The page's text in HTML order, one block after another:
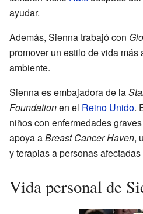
ayudar.
Además, Sienna trabajó con
promover un estilo de vida
ambiente.
Sienna es embajadora de la
Foundationen el Reino Unido.
niños con enfermedades
apoya aBreast Cancer Haven,
y terapias a personas
Vida personal de